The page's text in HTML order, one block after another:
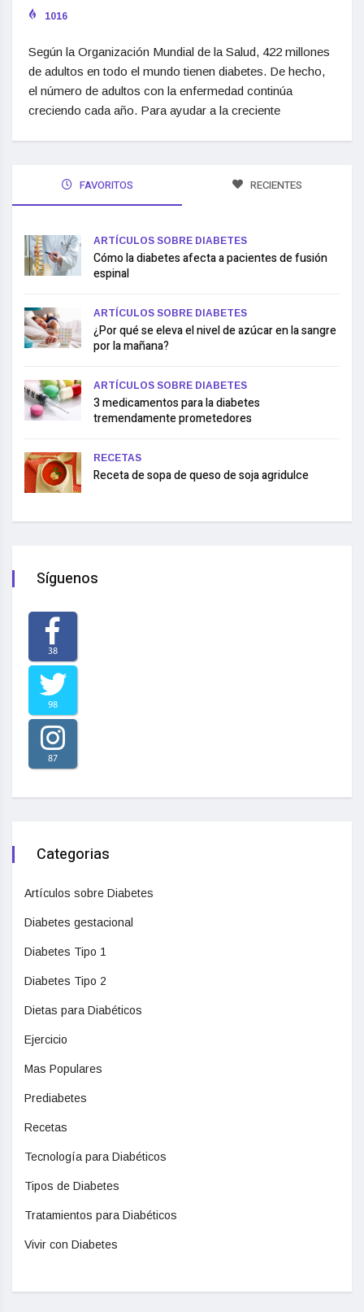
1016
Según la Organización Mundial de la Salud, 422 millones
de adultos en todo el mundo tienen diabetes. De hecho,
el número de adultos con la enfermedad continúa
creciendo cada año. Para ayudar a la creciente
FAVORITOS RECIENTES
ARTÍCULOS SOBRE DIABETES
Cómo la diabetes afecta a pacientes de fusión
espinal
ARTÍCULOS SOBRE DIABETES
¿Por qué se eleva el nivel de azúcar en la sangre
por la mañana?
ARTÍCULOS SOBRE DIABETES
3 medicamentos para la diabetes
tremendamente prometedores
RECETAS
Receta de sopa de queso de soja agridulce
Síguenos
38
98
87
Categorias
Artículos sobre Diabetes
Diabetes gestacional
Diabetes Tipo 1
Diabetes Tipo 2
Dietas para Diabéticos
Ejercicio
Mas Populares
Prediabetes
Recetas
Tecnología para Diabéticos
Tipos de Diabetes
Tratamientos para Diabéticos
Vivir con Diabetes